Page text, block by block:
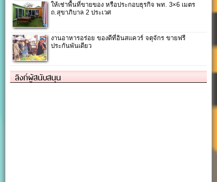
ให้เช่าพื้นที่ขายของ หรือประกอบธุรกิจ พท. 3×6 เมตร
ถ.สุขาภิบาล 2 ประเวศ
งานอาหารอร่อย ของดีที่อินสเเควร์ จตุจักร ขายฟรี
ประกันพันเดียว
ลิงก์ผู้สนับสนุน